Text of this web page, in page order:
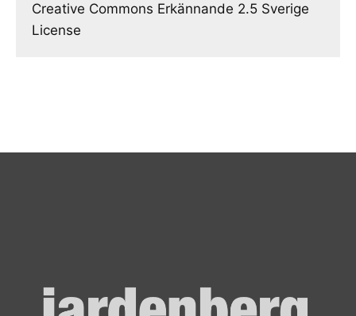
Creative Commons Erkännande 2.5 Sverige
License